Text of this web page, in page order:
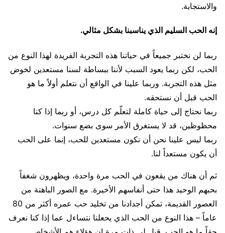
والاستجابة.
إنه الحب السليم الذي يناسبنا بشكل مثالي.
ربما لن نختبر جميعاً في حياتنا هذه التجربة الفريدة لهذا النوع من
الحب، لكن ربما يعود السبب لأننا ببساطة لسنا مستعدين لخوض
مثل هذه التجربة. وربما علينا في الواقع أن نتعلم أولاً ما هو
الحب قبل أن نستحقه.
ربما نحتاج إلى حياة كاملة لتعلّم كل درس، أو ربما إذا كنا
محظوظين، قد لا يستغرق الأمر سوى بضع سنوات.
ربما ليس علينا نحن أن نكون مستعدين للحب، إنما على الحب
أن يكون مستعداً لنا.
ثم أن هناك من يقعون في الحب مرة واحدة، ويظهرون شغفاً
بحبهم الوحيد هذا حتى أنفاسهم الأخيرة. مع الصور الباهتة من
العصور القديمة، تمكن أجدادنا من تخليد حب عمره أكثر من 80
عاماً – هذا النوع من الحب الذي يحعلنا نتساءل عما إذا كنا نعرف